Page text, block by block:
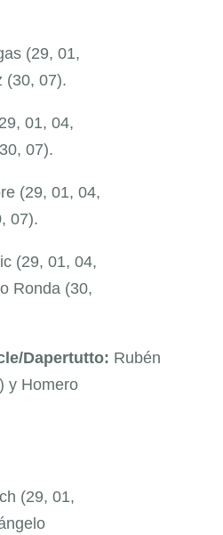
(29, 01,
(30, 07).
01, 04,
07).
(29, 01, 04,
07).
(29, 01, 04,
Ronda (30,
Dapertutto: Rubén
y Homero
(29, 01,